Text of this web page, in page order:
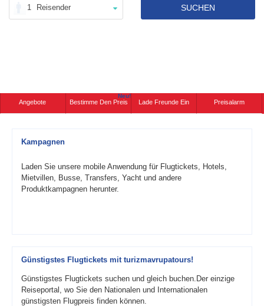
1 Reisender SUCHEN
Angebote Bestimme Den Preis
Neu!
Lade Freunde Ein Preisalarm
Kampagnen
Laden Sie unsere mobile Anwendung für Flugtickets, Hotels,
Mietvillen, Busse, Transfers, Yacht und andere
Produktkampagnen herunter.
Günstigstes Flugtickets mit turizmavrupatours!
Günstigstes Flugtickets suchen und gleich buchen.Der einzige
Reiseportal, wo Sie den Nationalen und Internationalen
günstigsten Flugpreis finden können.